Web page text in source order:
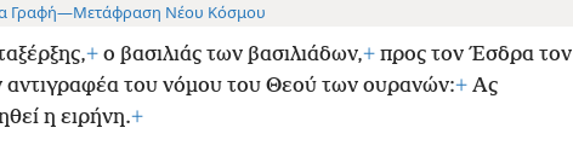
Γραφή—Μετάφραση Νέου Κόσμου
+ο βασιλιάς των βασιλιάδων,+προς τον Έσδρα τον
αντιγραφέα του νόμου του Θεού των ουρανών:+Ας
η ειρήνη.+